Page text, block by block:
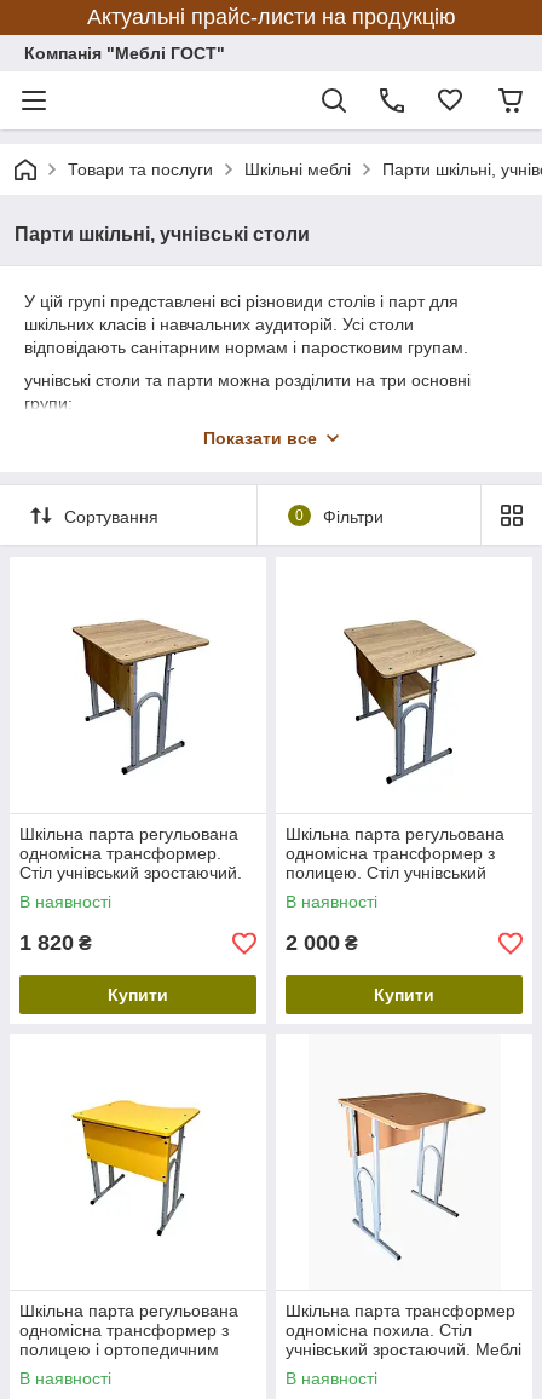
Актуальні прайс-листи на продукцію
Компанія "Меблі ГОСТ"
Товари та послуги Шкільні меблі Парти шкільні,
Парти шкільні, учнівські столи
У цій групі представлені всі різновиди столів і парт для
шкільних класів і навчальних аудиторій. Усі столи
відповідають санітарним нормам і паростковим групам.
учнівські столи та парти можна розділити на три основні
групи:
1) Регульовані за висотою ( парти-трансформери)
паростковою групою 4; 5; 6 )
3) Парти аудиторні моноліт ( суміщені столи з лавками)
Показати все
Сортування 0 Фільтри
Шкільна парта регульована
одномісна трансформер.
Стіл учнівський зростаючий.
Меблі для школи
В наявності
1 820 ₴
Купити
Шкільна парта регульована
одномісна трансформер з
полицею. Стіл учнівський
зростаючий. Меблі для школи
В наявності
2 000 ₴
Купити
Шкільна парта регульована
одномісна трансформер з
полицею і ортопедичним
вирізом. Стіл учнівський
зростаючий. Меблі для школи
В наявності
Шкільна парта трансформер
одномісна похила. Стіл
учнівський зростаючий. Меблі
для школи регульовані
В наявності